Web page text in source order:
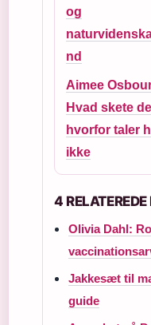
og
nd
Aimee
Hvad skete
hvorfor taler
ikke
4
Olivia Dahl:
Jakkesæt til
guide